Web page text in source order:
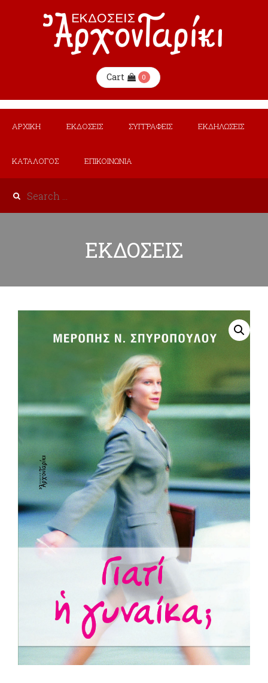
Cart 0
ΑΡΧΙΚΗ ΕΚΔΟΣΕΙΣ ΣΥΓΓΡΑΦΕΙΣ ΕΚΔΗΛΩΣΕΙΣ
ΚΑΤΑΛΟΓΟΣ ΕΠΙΚΟΙΝΩΝΙΑ
ΕΚΔΟΣΕΙΣ